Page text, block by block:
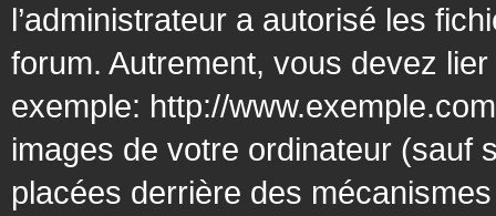
l’administrateur a autorisé les
forum. Autrement, vous devez
exemple: http://
images de votre ordinateur (sauf
placées derrière des